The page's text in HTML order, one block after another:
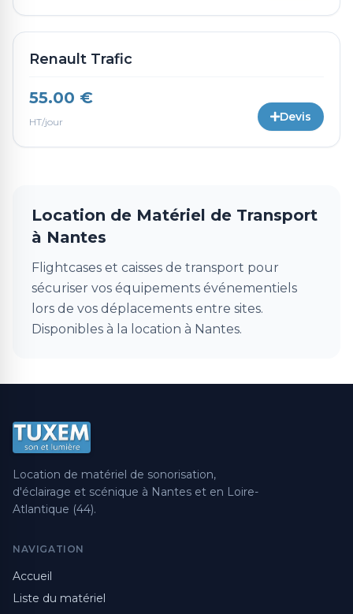
Renault Trafic
55.00 €
HT/jour Devis
Location de Matériel de Transport
à Nantes
Flightcases et caisses de transport pour
sécuriser vos équipements événementiels
lors de vos déplacements entre sites.
Disponibles à la location à Nantes.
Location de matériel de sonorisation,
d'éclairage et scénique à Nantes et en Loire-
Atlantique (44).
NAVIGATION
Accueil
Liste du matériel